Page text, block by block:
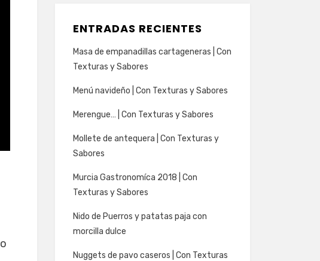
ENTRADAS RECIENTES
Masa de empanadillas cartageneras | Con
Texturas y Sabores
Menú navideño | Con Texturas y Sabores
Merengue… | Con Texturas y Sabores
Mollete de antequera | Con Texturas y
Sabores
Murcia Gastronomíca 2018 | Con
Texturas y Sabores
Nido de Puerros y patatas paja con
morcilla dulce
Nuggets de pavo caseros | Con Texturas